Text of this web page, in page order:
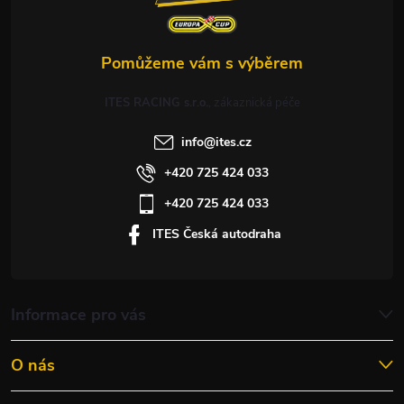
Informace pro vás
O nás
ITES RACING s.r.o.
info@ites.cz
+420 725 424 033
+420 725 424 033
ITES Česká autodraha